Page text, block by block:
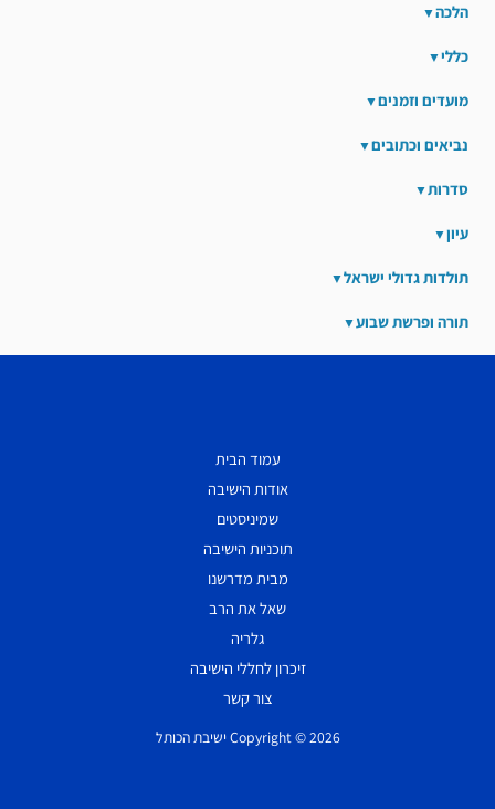
הלכה
כללי
מועדים וזמנים
נביאים וכתובים
סדרות
עיון
תולדות גדולי ישראל
תורה ופרשת שבוע
עמוד הבית
אודות הישיבה
שמיניסטים
תוכניות הישיבה
מבית מדרשנו
שאל את הרב
גלריה
זיכרון לחללי הישיבה
צור קשר
Copyright © 2026 ישיבת הכותל